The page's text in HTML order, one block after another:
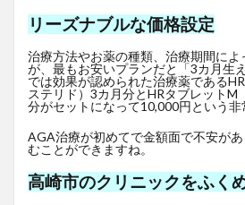
リーズナブルな価格設定
治療方法やお薬の種類、治療期間に
が、最もお安いプランだと「3カ月生
では効果が認められた治療薬である
ステリド）3カ月分とHRタブレットM
分がセットになって10,000円という非
AGA治療が初めてで金額面で不安が
むことができますね。
高崎市のクリニックをふく